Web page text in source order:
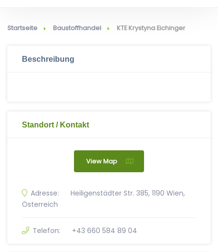
Startseite Baustoffhandel KTE Krystyna Eichinger
Beschreibung
Standort / Kontakt
View Map
Adresse:
Heiligenstädter Str. 385, 1190 Wien,
Österreich
Telefon: +43 660 584 89 04